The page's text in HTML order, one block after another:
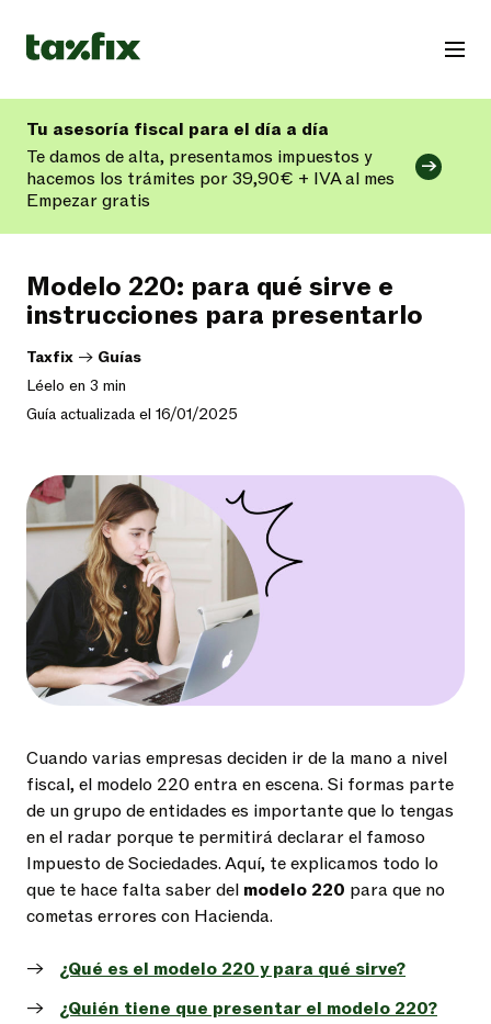
Tu asesoría fiscal para el día a día
Te damos de alta, presentamos impuestos y
hacemos los trámites por 39,90€ + IVA al mes
Empezar gratis
Modelo 220: para qué sirve e
instrucciones para presentarlo
Taxfix -> Guías
Léelo en 3 min
Guía actualizada el 16/01/2025
Cuando varias empresas deciden ir de la mano a nivel
fiscal, el modelo 220 entra en escena. Si formas parte
de un grupo de entidades es importante que lo tengas
en el radar porque te permitirá declarar el famoso
Impuesto de Sociedades. Aquí, te explicamos todo lo
que te hace falta saber del modelo 220 para que no
cometas errores con Hacienda.
¿Qué es el modelo 220 y para qué sirve?
¿Quién tiene que presentar el modelo 220?